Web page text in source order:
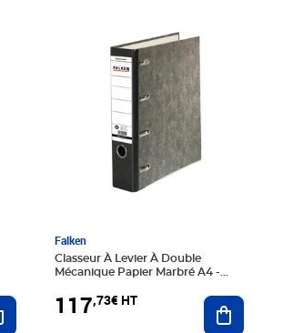
Ajouter au panier
Falken
Classeur À Levier À Double
Mécanique Papier Marbré A4 -
117,73€ HT Ajouter